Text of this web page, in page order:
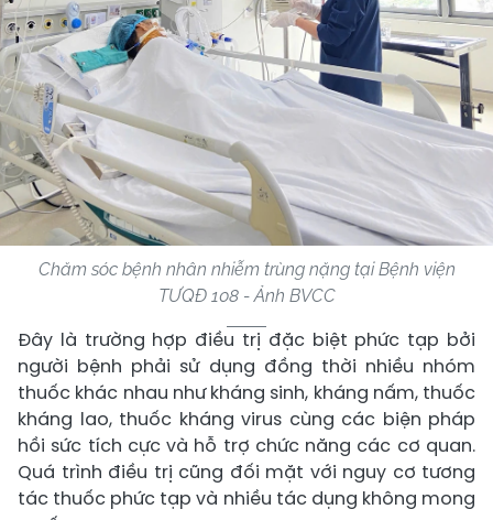
Chăm sóc bệnh nhân nhiễm trùng nặng tại Bệnh viện
TƯQĐ 108 - Ảnh BVCC
Đây là trường hợp điều trị đặc biệt phức tạp bởi
người bệnh phải sử dụng đồng thời nhiều nhóm
thuốc khác nhau như kháng sinh, kháng nấm, thuốc
kháng lao, thuốc kháng virus cùng các biện pháp
hồi sức tích cực và hỗ trợ chức năng các cơ quan.
Quá trình điều trị cũng đối mặt với nguy cơ tương
tác thuốc phức tạp và nhiều tác dụng không mong